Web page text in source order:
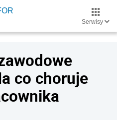
Serwisy
co choruje